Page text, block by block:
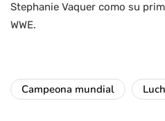
Stephanie Vaquer como su
WWE.
Campeona mundial